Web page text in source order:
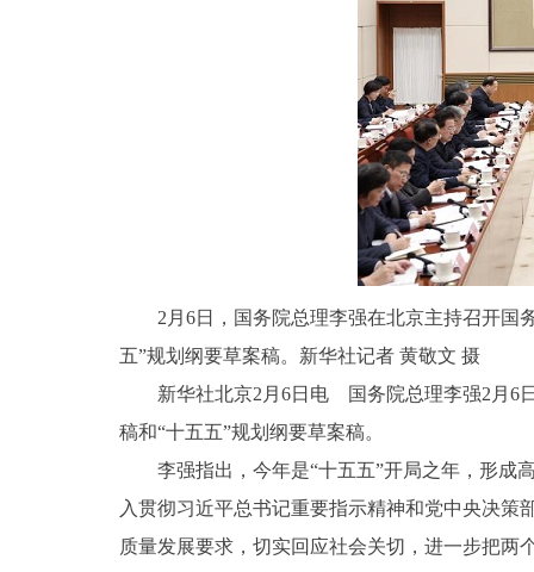
2月6日，国务院总理李强在北京主持召开国
五”规划纲要草案稿。新华社记者 黄敬文 摄
新华社北京2月6日电 国务院总理李强2月6
稿和“十五五”规划纲要草案稿。
李强指出，今年是“十五五”开局之年，形成
入贯彻习近平总书记重要指示精神和党中央决
质量发展要求，切实回应社会关切，进一步把两